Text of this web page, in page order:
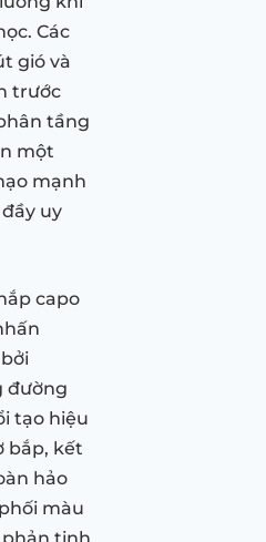
Các
gió và
trước
tầng
một
mạnh
uy
capo
đường
tạo hiệu
bắp, kết
hảo
màu
tinh